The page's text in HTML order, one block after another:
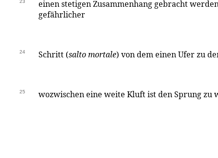
23
einen stetigen Zusammenhang gebracht
gefährlicher
24 Schritt (salto mortale) von dem einen Ufer zu
25 wozwischen eine weite Kluft ist den Sprung zu